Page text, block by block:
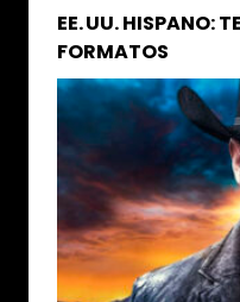
EE. UU. HISPANO:
FORMATOS